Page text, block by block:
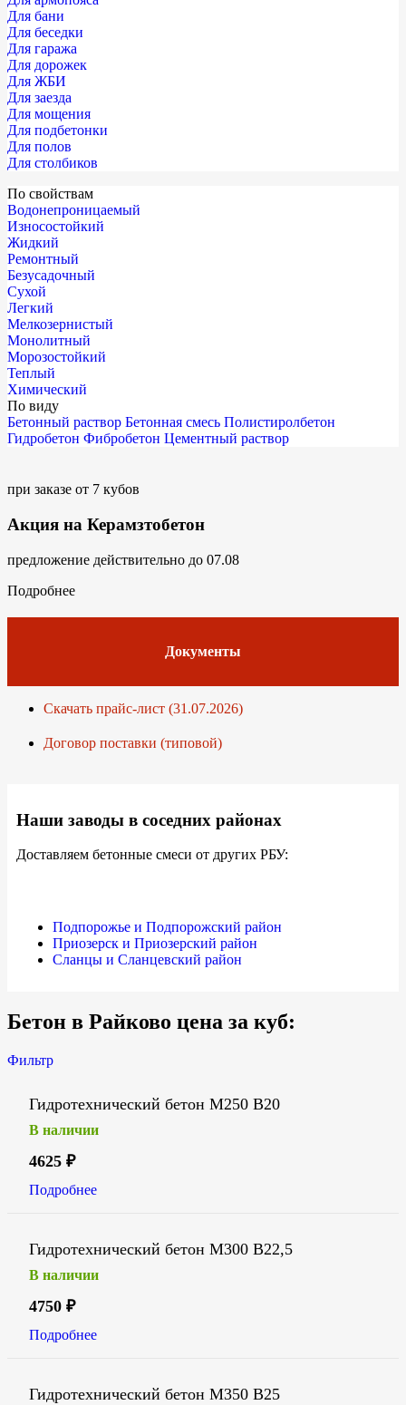
Для бани
Для беседки
Для гаража
Для дорожек
Для ЖБИ
Для заезда
Для мощения
Для подбетонки
Для полов
Для столбиков
По свойствам
Водонепроницаемый
Износостойкий
Жидкий
Ремонтный
Безусадочный
Сухой
Легкий
Мелкозернистый
Монолитный
Морозостойкий
Теплый
Химический
По виду
Бетонный раствор Бетонная смесь Полистиролбетон
Гидробетон Фибробетон Цементный раствор
при заказе от 7 кубов
Акция на Керамзтобетон
предложение действительно до 07.08
Подробнее
Документы
Скачать прайс-лист (31.07.2026)
Договор поставки (типовой)
Наши заводы в соседних районах
Доставляем бетонные смеси от других РБУ:
Подпорожье и Подпорожский район
Приозерск и Приозерский район
Сланцы и Сланцевский район
Бетон в Райково цена за куб:
Фильтр
Гидротехнический бетон М250 В20
В наличии
4625 ₽
Подробнее
Гидротехнический бетон М300 В22,5
В наличии
4750 ₽
Подробнее
Гидротехнический бетон М350 В25